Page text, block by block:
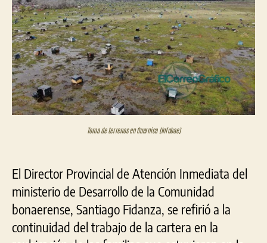
para
a
las
familias
de
Toma de terrenos en Guernica (Infobae)
El Director Provincial de Atención Inmediata del
ministerio de Desarrollo de la Comunidad
bonaerense, Santiago Fidanza, se refirió a la
continuidad del trabajo de la cartera en la